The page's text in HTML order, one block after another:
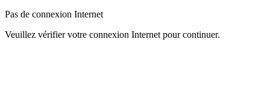
Pas de connexion Internet
Veuillez vérifier votre connexion Internet pour continuer.